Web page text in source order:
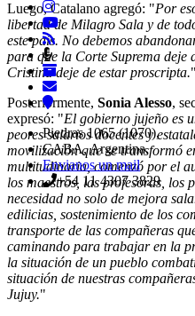
Luego, Catalano agregó: "Por
libertad de Milagro Sala y de
este país. No debemos
para que la Corte Suprema
Cristina deje de estar proscripta."
Posteriormente, Sonia Alesso,
expresó: "El gobierno jujeño es
peores salarios docentes y
movilización que se transformó
multitudinaria, comenzó por el
los maestros, las profesoras, los
necesidad no solo de mejora
edilicias, sostenimiento de los
transporte de las compañeras
caminando para trabajar en la
la situación de un pueblo
situación de nuestras
Jujuy."
Piedras 1065 (1070),
CABA, Argentina.
Envianos un mail
+54 11 4307 3829